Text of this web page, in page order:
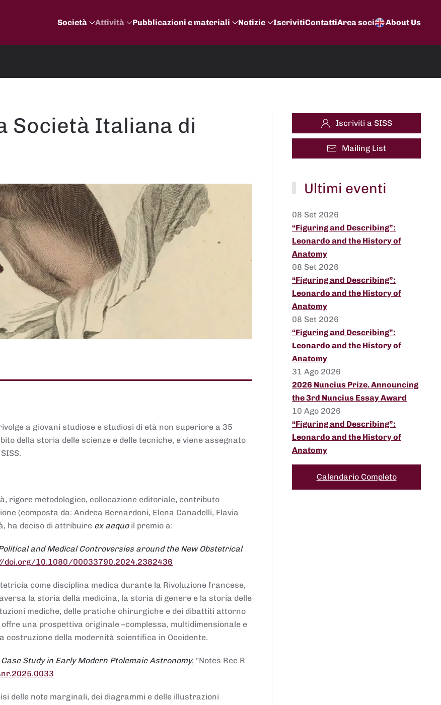
Società Attività Pubblicazioni e materiali Notizie IscrivitiContattiArea soci About Us
Società Italiana di
a giovani studiose e studiosi di età non superiore a 35
della storia delle scienze e delle tecniche, e viene assegnato
rigore metodologico, collocazione editoriale, contributo
(composta da: Andrea Bernardoni, Elena Canadelli, Flavia
ha deciso di attribuire ex aequoil premio a:
and Medical Controversies around the New Obstetrical
doi.org/10.1080/00033790.2024.2382436
come disciplina medica durante la Rivoluzione francese,
la storia della medicina, la storia di genere e la storia delle
mediche, delle pratiche chirurgiche e dei dibattiti attorno
una prospettiva originale –complessa, multidimensionale e
costruzione della modernità scientifica in Occidente.
Study in Early Modern Ptolemaic Astronomy, "Notes Rec R
delle note marginali, dei diagrammi e delle illustrazioni
Iscriviti a SISS
Mailing List
Ultimi eventi
08 Set 2026
“Figuring and Describing”:
Leonardo and the History of
Anatomy
08 Set 2026
“Figuring and Describing”:
Leonardo and the History of
Anatomy
08 Set 2026
“Figuring and Describing”:
Leonardo and the History of
Anatomy
31 Ago 2026
2026 Nuncius Prize. Announcing
the 3rd Nuncius Essay Award
10 Ago 2026
“Figuring and Describing”:
Leonardo and the History of
Anatomy
Calendario Completo